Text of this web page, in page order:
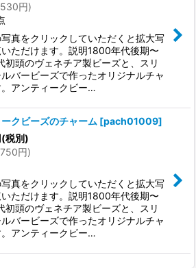
円)
真をクリックしていただくと拡大写
ただけます。説明1800年代後期〜
初頭のヴェネチア製ビーズと、スリ
バービーズで作ったオリジナルチャ
アンティークビー…
クビーズのチャーム [pach01009]
(税別)
円)
真をクリックしていただくと拡大写
ただけます。説明1800年代後期〜
初頭のヴェネチア製ビーズと、スリ
バービーズで作ったオリジナルチャ
アンティークビー…